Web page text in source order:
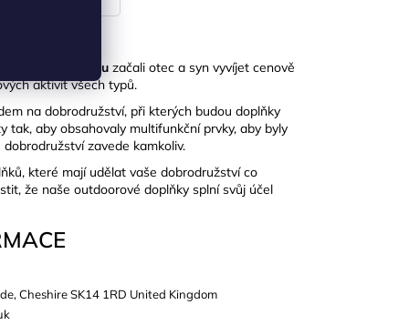
v Nottinghamu začali otec a syn vyvíjet cenově
aktivit všech typů.
na dobrodružství, při kterých budou doplňky
tak, aby obsahovaly multifunkční prvky, aby byly
zavede kamkoliv.
které mají udělat vaše dobrodružství co
že naše outdoorové doplňky splní svůj účel
Cheshire SK14 1RD United Kingdom